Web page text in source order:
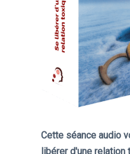
Cette séance audio
libérer d'une